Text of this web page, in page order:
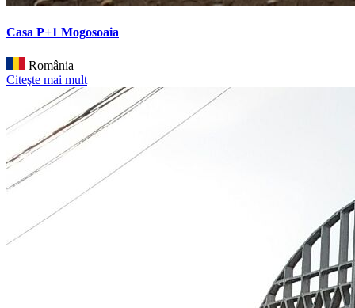
Casa P+1 Mogosoaia
România
Citeşte mai mult